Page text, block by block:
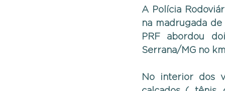
A Polícia
na madrugada
PRF abordou
Serrana/MG no
No interior dos